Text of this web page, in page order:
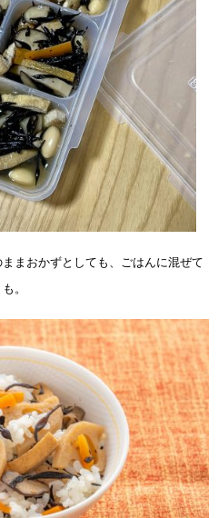
まおかずとしても、ごはんに混ぜて
も。